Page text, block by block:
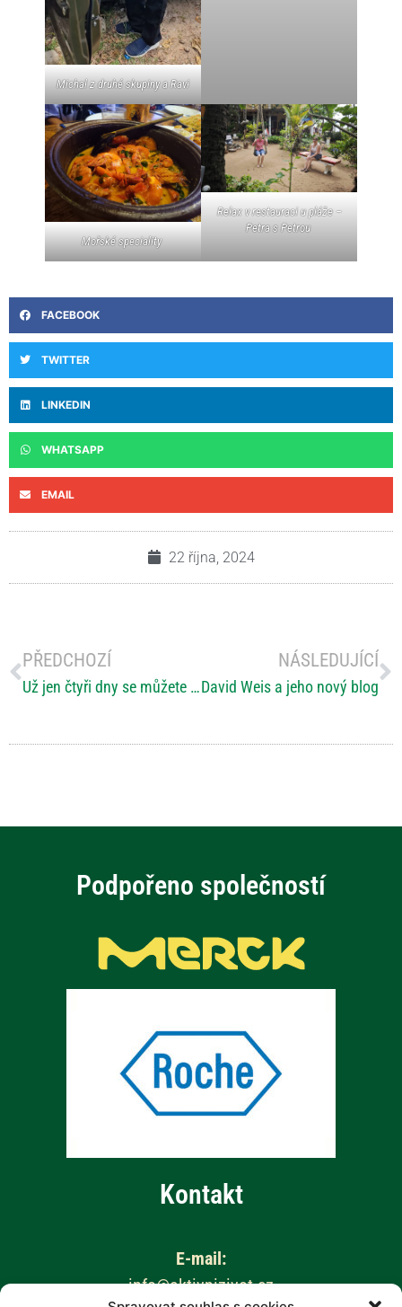
Michal z druhé skupiny a Ravi
Mořské speciality
Relax v restauraci u pláže –
Petra s Petrou
FACEBOOK
TWITTER
LINKEDIN
WHATSAPP
EMAIL
22 října, 2024
PŘEDCHOZÍ
Už jen čtyři dny se můžete registrovat na konferenci „O roztroušené skleróze (ne)jen pro rodinu“
NÁSLEDUJÍCÍ
David Weis a jeho nový blog
Podpořeno společností
Kontakt
E-mail:
info@aktivnizivot.cz